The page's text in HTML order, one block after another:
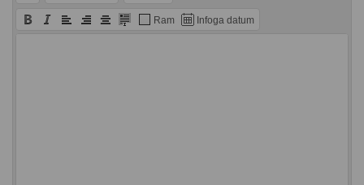
Ram Infoga datum